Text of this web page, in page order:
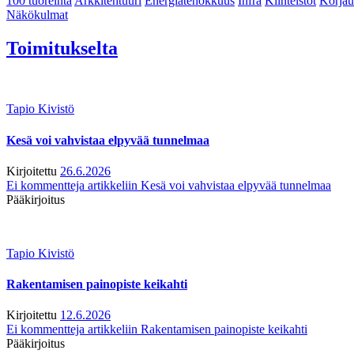
Näkökulmat
Toimitukselta
Tapio Kivistö
Kesä voi vahvistaa elpyvää tunnelmaa
Kirjoitettu 26.6.2026
Ei kommentteja artikkeliin Kesä voi vahvistaa elpyvää tunnelmaa
Pääkirjoitus
Tapio Kivistö
Rakentamisen painopiste keikahti
Kirjoitettu 12.6.2026
Ei kommentteja artikkeliin Rakentamisen painopiste keikahti
Pääkirjoitus